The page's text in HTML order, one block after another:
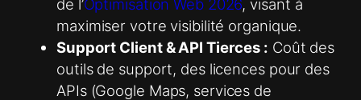
de l’Optimisation Web 2026, visant à
maximiser votre visibilité organique.
Support Client & API Tierces : Coût des
outils de support, des licences pour des
APIs (Google Maps, services de